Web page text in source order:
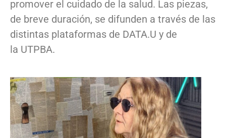
promover el cuidado de la salud. Las piezas,
de breve duración, se difunden a través de las
distintas plataformas de DATA.U y de
la UTPBA.